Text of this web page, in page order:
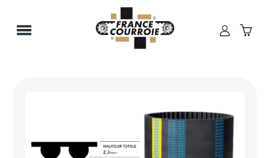
Panneau de gestion des cookies